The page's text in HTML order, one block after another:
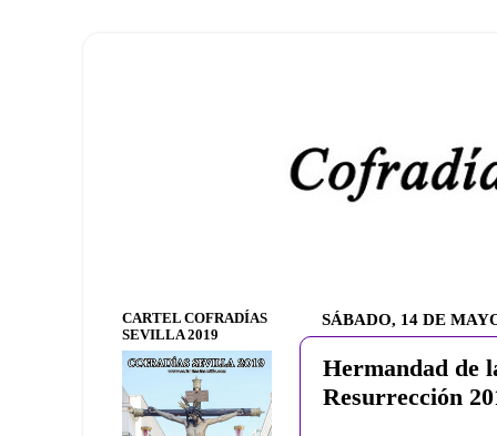
SÁBADO, 14 DE
Hermandad de
Resurrección
CARTEL COFRADÍAS
SEVILLA 2019